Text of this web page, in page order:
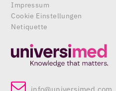
info@universimed.com
Impressum
Cookie Einstellungen
Netiquette